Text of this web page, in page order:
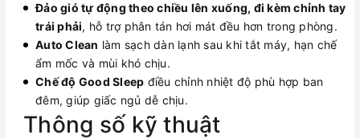
Đảo gió tự động theo chiều lên xuống, đi kèm chỉnh tay
trái phải, hỗ trợ phân tán hơi mát đều hơn trong phòng.
Auto Clean làm sạch dàn lạnh sau khi tắt máy, hạn chế
ẩm mốc và mùi khó chịu.
Chế độ Good Sleep điều chỉnh nhiệt độ phù hợp ban
đêm, giúp giấc ngủ dễ chịu.
Thông số kỹ thuật